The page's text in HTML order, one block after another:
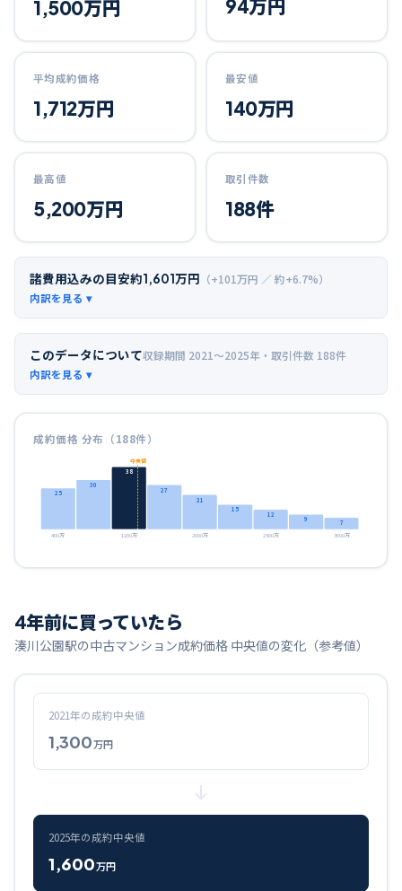
1,500万円 94万円
平均成約価格
1,712万円
最安値
140万円
最高値
5,200万円
取引件数
188件
諸費用込みの目安約1,601万円 （+101万円 ／ 約+6.7%）
このデータについて収録期間 2021〜2025年 ・取引件数 188件
成約価格 分布（188件）
25
30
38
27
21
15
12
9
7
400万
1200万 2000万 2800万 3600万
中央値
4年前に買っていたら
湊川公園駅の中古マンション成約価格 中央値の変化（参考値）
2021年の成約中央値
1,300万円
2025年の成約中央値
1,600万円